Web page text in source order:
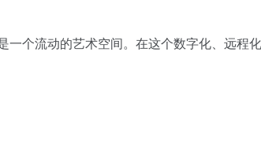
一个流动的艺术空间。在这个数字化、远程